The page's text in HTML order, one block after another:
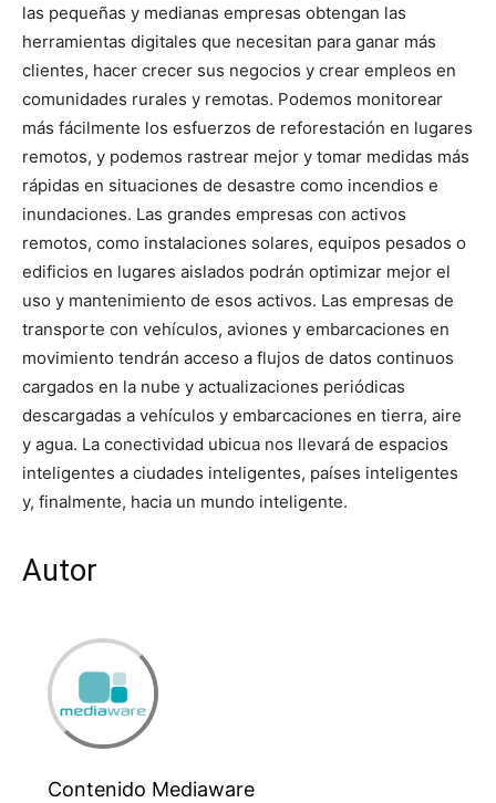
las pequeñas y medianas empresas obtengan las
herramientas digitales que necesitan para ganar más
clientes, hacer crecer sus negocios y crear empleos en
comunidades rurales y remotas. Podemos monitorear
más fácilmente los esfuerzos de reforestación en lugares
remotos, y podemos rastrear mejor y tomar medidas más
rápidas en situaciones de desastre como incendios e
inundaciones. Las grandes empresas con activos
remotos, como instalaciones solares, equipos pesados o
edificios en lugares aislados podrán optimizar mejor el
uso y mantenimiento de esos activos. Las empresas de
transporte con vehículos, aviones y embarcaciones en
movimiento tendrán acceso a flujos de datos continuos
cargados en la nube y actualizaciones periódicas
descargadas a vehículos y embarcaciones en tierra, aire
y agua. La conectividad ubicua nos llevará de espacios
inteligentes a ciudades inteligentes, países inteligentes
y, finalmente, hacia un mundo inteligente.
Autor
Contenido Mediaware